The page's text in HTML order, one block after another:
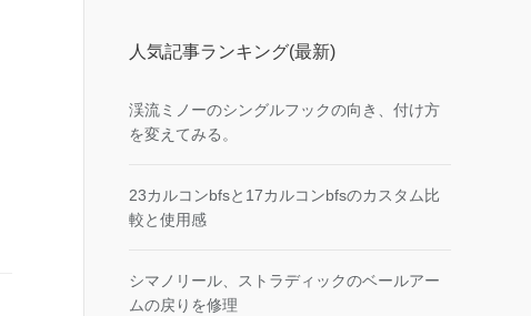
人気記事ランキング(最新)
渓流ミノーのシングルフックの向き、付け方
を変えてみる。
23カルコンbfsと17カルコンbfsのカスタム比
較と使用感
シマノリール、ストラディックのベールアー
ムの戻りを修理